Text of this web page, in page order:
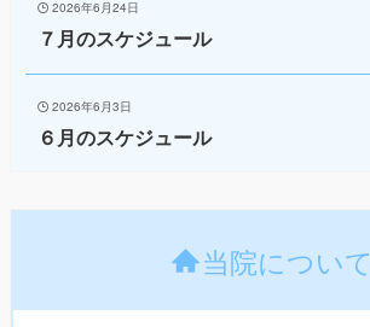
2026年6月24日
７月のスケジュール
2026年6月3日
６月のスケジュール
当院について